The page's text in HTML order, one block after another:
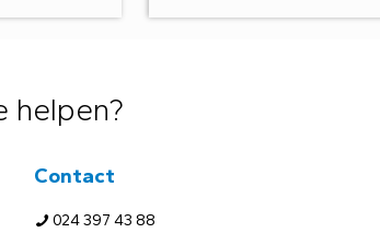
helpen?
Contact
024 397 43 88